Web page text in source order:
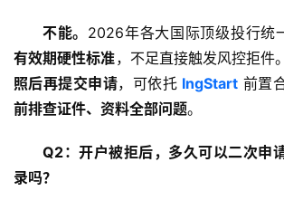
答
社
区
态
不能。 2026年各大国际顶级投行统
有效期硬性标准，不足直接触发风控拒件
照后再提交申请，可依托 IngStart 前置
前排查证件、资料全部问题。
Q2：开户被拒后，多久可以二次申
录吗？